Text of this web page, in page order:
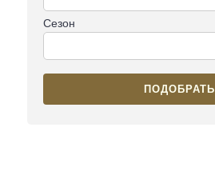
Сезон
ПОДОБРАТЬ